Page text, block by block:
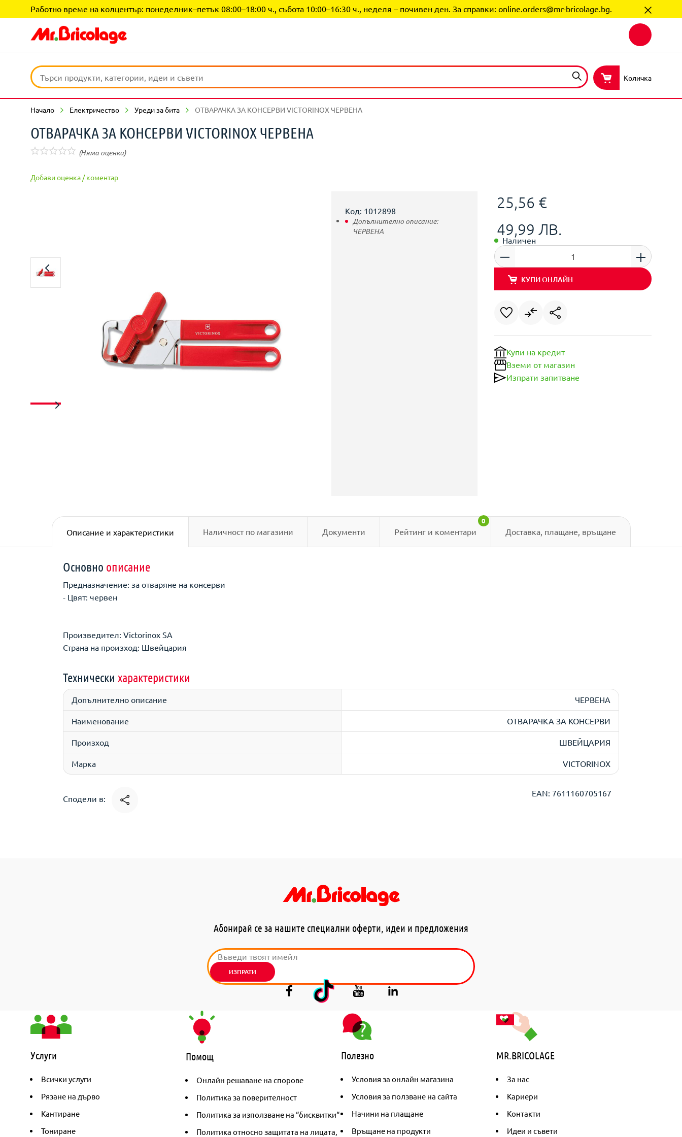
Работно време на колцентър: понеделник–петък 08:00–18:00 ч., събота 10:00–16:30 ч., неделя – почивен ден. За справки: online.orders@mr-bricolage.bg.
Количка
Начало Електричество Уреди за бита ОТВАРАЧКА ЗА КОНСЕРВИ VICTORINOX ЧЕРВЕНА
ОТВАРАЧКА ЗА КОНСЕРВИ VICTORINOX ЧЕРВЕНА
(Няма оценки)
Добави оценка / коментар
25,56 €
49,99 ЛВ.
Наличен
КУПИ ОНЛАЙН
Купи на кредит
Вземи от магазин
Изпрати запитване
Код: 1012898
Допълнително описание:
ЧЕРВЕНА
Описание и характеристики Наличност по магазини Документи Рейтинг и коментари
0
Доставка, плащане, връщане
Основно описание
Предназначение: за отваряне на консерви
- Цвят: червен
Произведител: Victorinox SA
Страна на произход: Швейцария
Технически характеристики
Допълнително описание ЧЕРВЕНА
Наименование ОТВАРАЧКА ЗА КОНСЕРВИ
Произход ШВЕЙЦАРИЯ
Марка VICTORINOX
Сподели в:
EAN: 7611160705167
Абонирай се за нашите специални оферти, идеи и предложения
ИЗПРАТИ
Услуги
Всички услуги
Рязане на дърво
Кантиране
Тониране
Помощ
Онлайн решаване на спорове
Политика за поверителност
Политика за използване на “бисквитки“
Политика относно защитата на лицата,
Полезно
Условия за онлайн магазина
Условия за ползване на сайта
Начини на плащане
Връщане на продукти
MR.BRICOLAGE
За нас
Кариери
Контакти
Идеи и съвети